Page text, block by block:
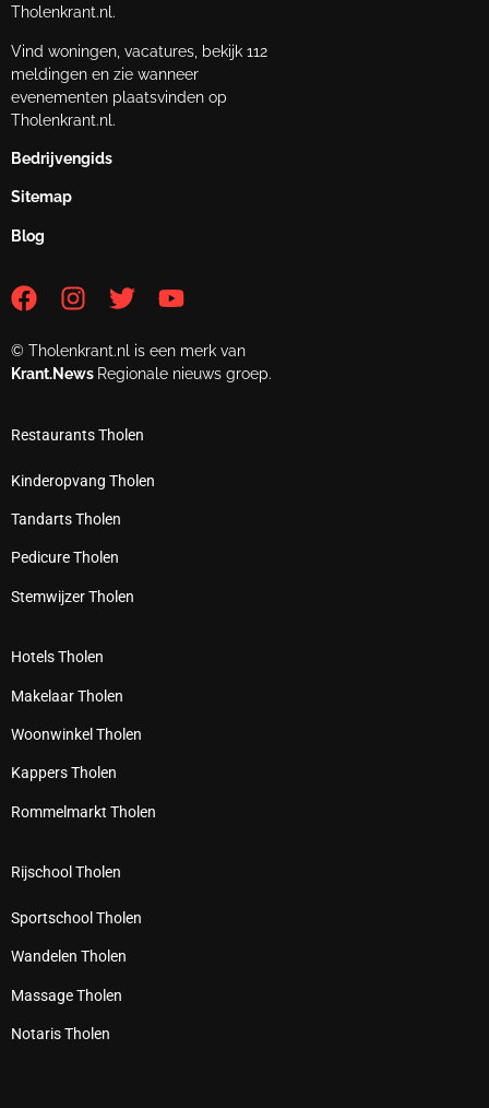
Tholenkrant.nl.
Vind woningen, vacatures, bekijk 112
meldingen en zie wanneer
evenementen plaatsvinden op
Tholenkrant.nl.
Bedrijvengids
Sitemap
Blog
© Tholenkrant.nl is een merk van
Krant.News Regionale nieuws groep.
Restaurants Tholen
Kinderopvang Tholen
Tandarts Tholen
Pedicure Tholen
Stemwijzer Tholen
Hotels Tholen
Makelaar Tholen
Woonwinkel Tholen
Kappers Tholen
Rommelmarkt Tholen
Rijschool Tholen
Sportschool Tholen
Wandelen Tholen
Massage Tholen
Notaris Tholen